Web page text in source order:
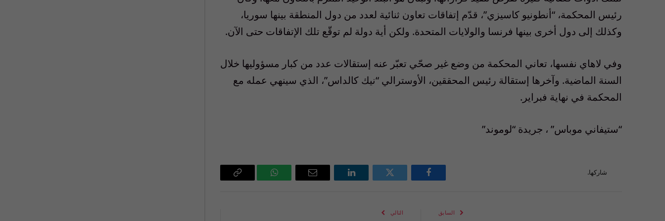
رئيس المحكمة، “أنطونيو كاسيزي”، قدّم إتفاقات تعاون ثنائية لعدد من دول المنطقة بينها سوريا،
وكذلك إلى دول أخرى بينها فرنسا والولايات المتحدة. ولكن أية دولة لم توقّع تلك الإتفاقات حتى الآن.
وفي لاهاي نفسها، تعاني المحكمة من وضع غير صحّي تعبّر عنه إستقالات عدد من كبار مسؤوليها خلال
السنة الماضية. وآخرها إستقالة رئيس المحققين، الأوسترالي “نيك كالداس”، الذي سينهي عمله مع
المحكمة في نهاية فبراير.
“ستيفاني موباس” ، جريدة “لوموند”
شاركها.
فيسبوك تويتر لينكدإن
البريد
واتساب
Copy
السابق التالي